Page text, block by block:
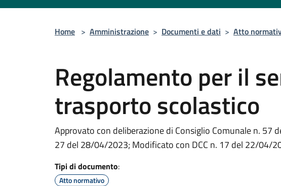
Home > Amministrazione > Documenti e dati > Atto
Regolamento per il
trasporto scolastico
Approvato con deliberazione di Consiglio Comunale n. 57
27 del 28/04/2023; Modificato con DCC n. 17 del 22/04/
Tipi di documento:
Atto normativo